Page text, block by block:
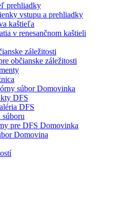
prehliadky
vstupu a prehliadky
kaštieľa
v renesančnom kaštieli
záležitosti
občianske záležitosti
súbor Domovinka
DFS
DFS
pre DFS Domovinka
Domovina